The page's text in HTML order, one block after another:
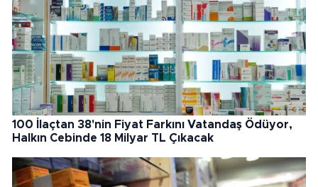
100 İlaçtan 38'nin Fiyat Farkını Vatandaş Ödüyor,
Halkın Cebinde 18 Milyar TL Çıkacak